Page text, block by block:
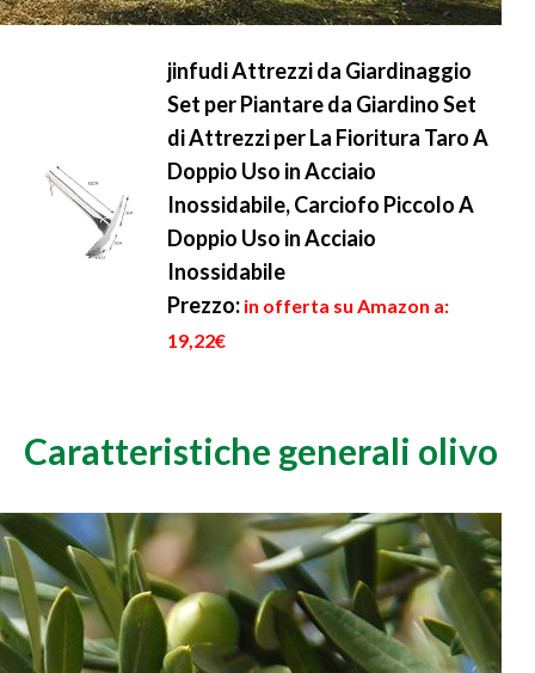
jinfudi Attrezzi da Giardinaggio
Set per Piantare da Giardino Set
di Attrezzi per La Fioritura Taro A
Doppio Uso in Acciaio
Inossidabile, Carciofo Piccolo A
Doppio Uso in Acciaio
Inossidabile
Prezzo: in offerta su Amazon a:
19,22€
Caratteristiche generali olivo